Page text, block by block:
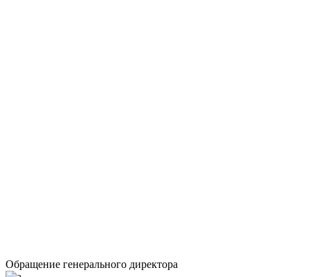
Обращение генерального директора